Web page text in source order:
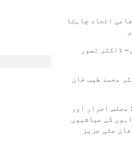
اتحاد چاہتا
ڈاکٹر تصور
محمد طیب خان
مجلس احرار اور
کی عیاشیوں
علی عزیز